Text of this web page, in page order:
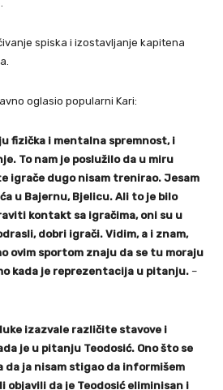
spiska i izostavljanje kapitena
oglasio popularni Kari:
fizička i mentalna spremnost, i
To nam je poslužilo da u miru
igrače dugo nisam trenirao. Jesam
u Bajernu, Bjelicu. Ali to je bilo
kontakt sa igračima, oni su u
dobri igrači. Vidim, a i znam,
ovim sportom znaju da se tu moraju
kada je reprezentacija u pitanju. –
izazvale različite stavove i
je u pitanju Teodosić. Ono što se
da ja nisam stigao da informišem
objavili da je Teodosić eliminisan i